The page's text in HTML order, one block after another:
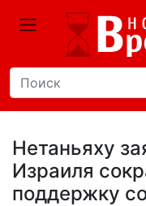
Нетаньяху
Израиля
поддержку